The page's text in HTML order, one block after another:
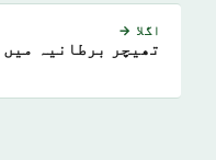
اگلا →